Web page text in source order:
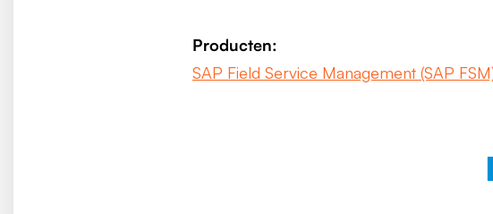
Producten:
SAP Field Service Management (SAP